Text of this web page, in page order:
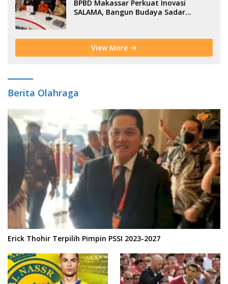
BPBD Makassar Perkuat Inovasi
SALAMA, Bangun Budaya Sadar
View More
Berita Olahraga
Erick Thohir Terpilih Pimpin PSSI 2023-2027